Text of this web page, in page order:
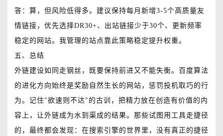
答：算，但风险低得多。建议保持每月新增3-5个高质量友
情链接，优先选择DR30+、出站链接少于30个、更新频率
稳定的网站。我管理的站点靠此策略稳定提升权重。
五、总结
外链建设如同走钢丝，既要保持前进又不能失衡。百度算法
的进化方向始终是奖励自然生长的网站，惩罚投机取巧的行
为。记住"欲速则不达"的古训，把精力放在创造有价值的内
容上，让外链成为水到渠成的结果。那些试图用工具走捷径
的，最终都会发现：在搜索引擎的世界里，没有真正的捷径